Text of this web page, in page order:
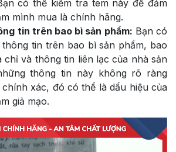
có thể kiểm tra tem này để đảm
mình mua là chính hãng.
tin trên bao bì sản phẩm: Bạn có
tin trên bao bì sản phẩm, bao
chỉ và thông tin liên lạc của nhà sản
thông tin này không rõ ràng
xác, đó có thể là dấu hiệu của
giả mạo.